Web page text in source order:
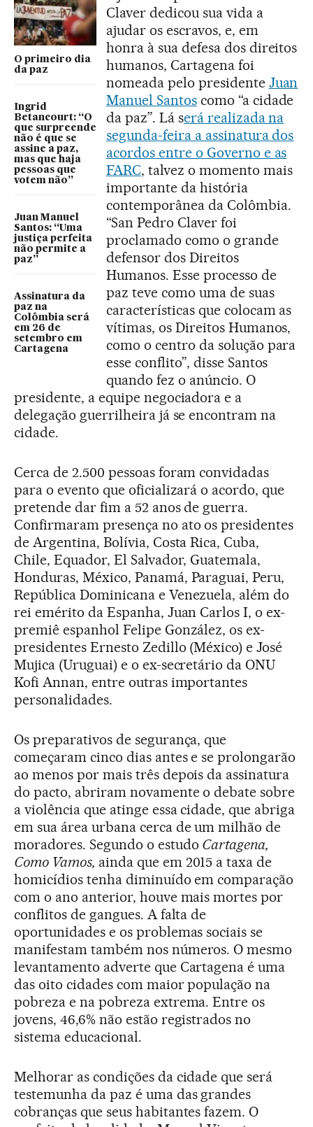
O primeiro dia
da paz
Ingrid
Betancourt: “O
que surpreende
não é que se
assine a paz,
mas que haja
pessoas que
votem não”
Juan Manuel
Santos: “Uma
justiça perfeita
não permite a
paz”
Assinatura da
paz na
Colômbia será
em 26 de
setembro em
Cartagena
Claver dedicou sua vida a
ajudar os escravos, e, em
honra à sua defesa dos direitos
humanos, Cartagena foi
nomeada pelo presidente Juan
Manuel Santoscomo “a cidade
da paz”. Lá será realizada na
segunda-feira a assinatura dos
acordos entre o Governo e as
FARC, talvez o momento mais
importante da história
contemporânea da Colômbia.
“San Pedro Claver foi
proclamado como o grande
defensor dos Direitos
Humanos. Esse processo de
paz teve como uma de suas
características que colocam as
vítimas, os Direitos Humanos,
como o centro da solução para
esse conflito”, disse Santos
quando fez o anúncio. O
presidente, a equipe negociadora e a
delegação guerrilheira já se encontram na
cidade.
Cerca de 2.500 pessoas foram convidadas
para o evento que oficializará o acordo, que
pretende dar fim a 52 anos de guerra.
Confirmaram presença no ato os presidentes
de Argentina, Bolívia, Costa Rica, Cuba,
Chile, Equador, El Salvador, Guatemala,
Honduras, México, Panamá, Paraguai, Peru,
República Dominicana e Venezuela, além do
rei emérito da Espanha, Juan Carlos I, o ex-
premiê espanhol Felipe González, os ex-
presidentes Ernesto Zedillo (México) e José
Mujica (Uruguai) e o ex-secretário da ONU
Kofi Annan, entre outras importantes
personalidades.
Os preparativos de segurança, que
começaram cinco dias antes e se prolongarão
ao menos por mais três depois da assinatura
do pacto, abriram novamente o debate sobre
a violência que atinge essa cidade, que abriga
em sua área urbana cerca de um milhão de
moradores. Segundo o estudo Cartagena,
Como Vamos, ainda que em 2015 a taxa de
homicídios tenha diminuído em comparação
com o ano anterior, houve mais mortes por
conflitos de gangues. A falta de
oportunidades e os problemas sociais se
manifestam também nos números. O mesmo
levantamento adverte que Cartagena é uma
das oito cidades com maior população na
pobreza e na pobreza extrema. Entre os
jovens, 46,6% não estão registrados no
sistema educacional.
Melhorar as condições da cidade que será
testemunha da paz é uma das grandes
cobranças que seus habitantes fazem. O